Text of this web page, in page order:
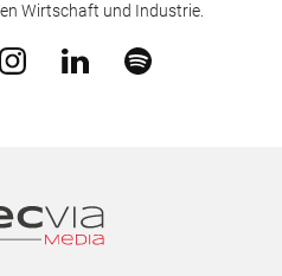
Wirtschaft und Industrie.